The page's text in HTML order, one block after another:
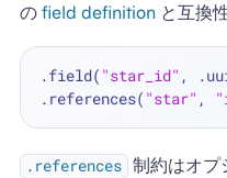
の field definitionと互換
.field( "star_id" ,
.references( "star" ,
.references 制約はオプ